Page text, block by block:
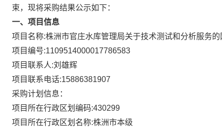
束，现将采购结果公示如下：
一、项目信息
项目名称:株洲市官庄水库管理局关于技术测试和分析服务
项目编号:1109514000017786583
项目联系人:刘雄辉
项目联系电话:15886381907
采购计划信息：
项目所在行政区划编码:430299
项目所在行政区划名称:株洲市本级